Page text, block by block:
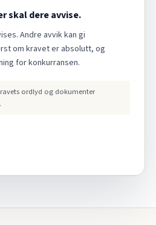
skal dere avvise.
Andre avvik kan gi
om kravet er absolutt, og
for konkurransen.
ordlyd og dokumenter